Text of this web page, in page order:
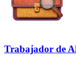
Trabajador de